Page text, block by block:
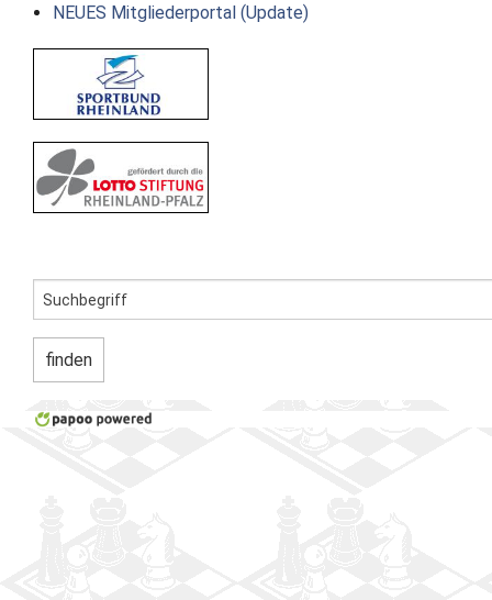
NEUES Mitgliederportal (Update)